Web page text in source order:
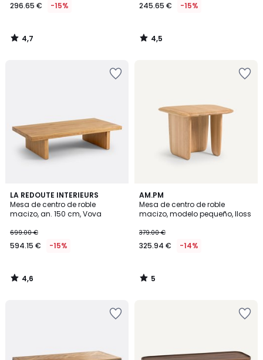
296.65 € -15%
4,7
/
245.65 € -15%
4,5
/
LA REDOUTE INTERIEURS
Mesa de centro de roble
macizo, an. 150 cm, Vova
699.00 €
594.15 € -15%
4,6
/ 5
4,6
/
AM.PM
Mesa de centro de roble
macizo, modelo pequeño, Iloss
379.00 €
325.94 € -14%
5
/
5
5
/